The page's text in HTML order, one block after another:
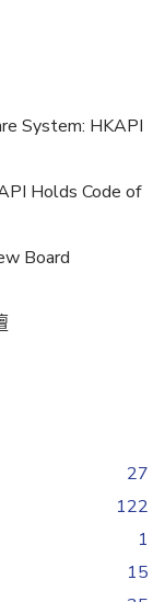
System: HKAPI
Holds Code of
Board
27
122
1
15